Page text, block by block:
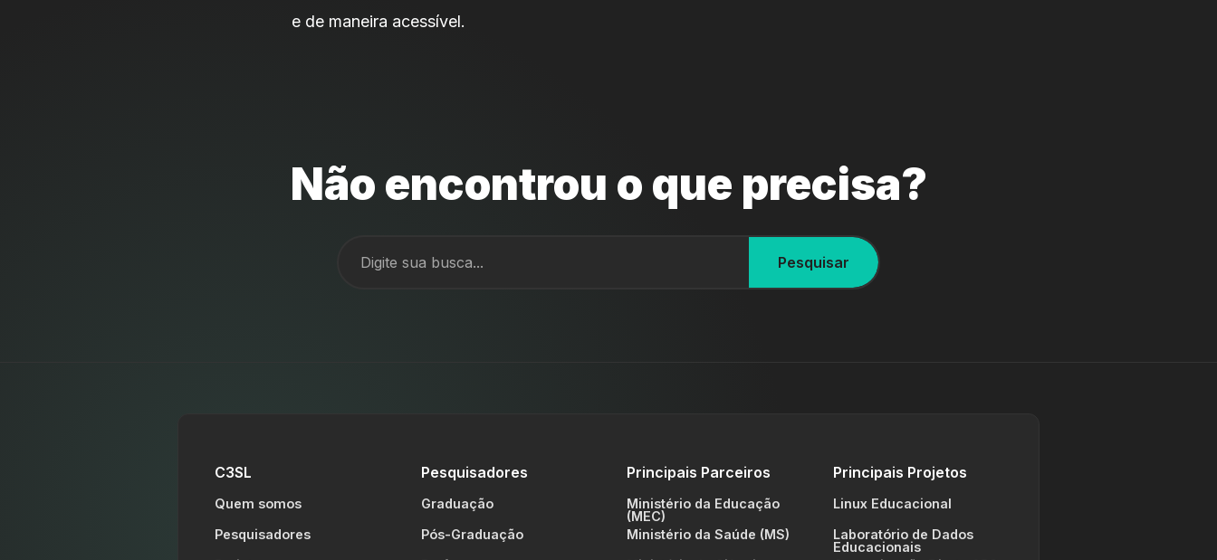
e de maneira acessível.
Não encontrou o que precisa?
Pesquisar
C3SL
Quem somos
Pesquisadores
Pesquisadores
Graduação
Pós-Graduação
Principais Parceiros
Ministério da Educação
(MEC)
Ministério da Saúde (MS)
Principais Projetos
Linux Educacional
Laboratório de Dados
Educacionais